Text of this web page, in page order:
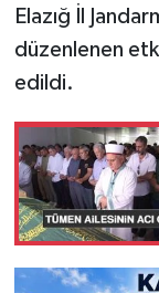
Elazığ İl
düzenlenen
edildi.